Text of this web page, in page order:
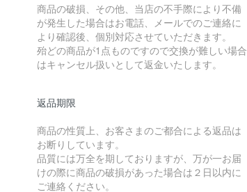
商品の破損、その他、当店の不手際により不備
が発生した場合はお電話、メールでのご連絡に
より確認後、個別対応させていただきます。
殆どの商品が1点ものですので交換が難しい場合
はキャンセル扱いとして返金いたします。
返品期限
商品の性質上、お客さまのご都合による返品は
お断りしています。
品質には万全を期しておりますが、万が一お届
けの際に商品の破損があった場合は２日以内に
ご連絡ください。